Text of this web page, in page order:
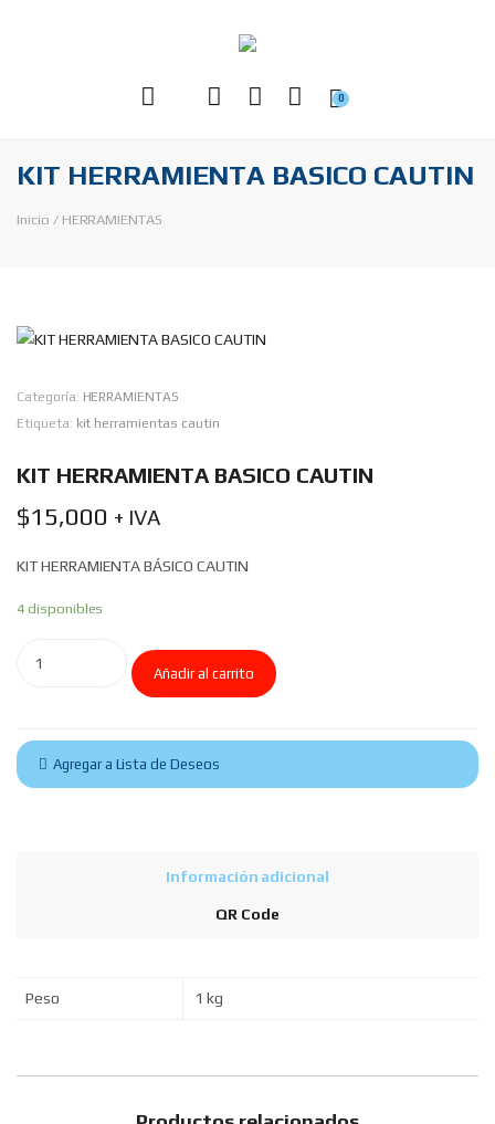
0
KIT HERRAMIENTA BASICO CAUTIN
Inicio / HERRAMIENTAS
Categoría: HERRAMIENTAS
Etiqueta: kit herramientas cautin
KIT HERRAMIENTA BASICO CAUTIN
$15,000 + IVA
KIT HERRAMIENTA BÁSICO CAUTIN
4 disponibles
Añadir al carrito
Agregar a Lista de Deseos
Información adicional
QR Code
Peso 1 kg